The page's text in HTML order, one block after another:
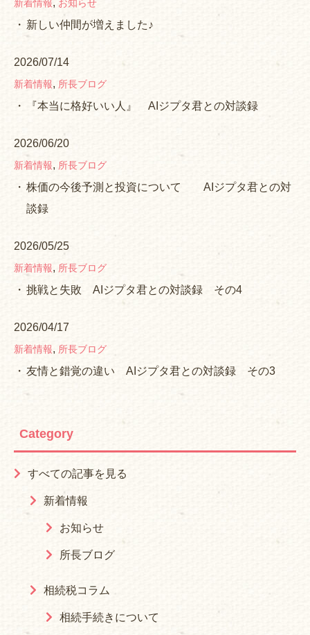
新着情報, お知らせ
新しい仲間が増えました♪
2026/07/14
新着情報, 所長ブログ
『本当に格好いい人』 AIジプタ君との対談録
2026/06/20
新着情報, 所長ブログ
株価の今後予測と投資について AIジプタ君との対
談録
2026/05/25
新着情報, 所長ブログ
挑戦と失敗 AIジプタ君との対談録 その4
2026/04/17
新着情報, 所長ブログ
友情と錯覚の違い AIジプタ君との対談録 その3
Category
すべての記事を見る
新着情報
お知らせ
所長ブログ
相続税コラム
相続手続きについて